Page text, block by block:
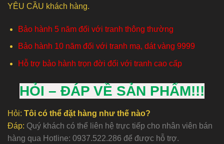
YÊU CẦU khách hàng.
Bảo hành 5 năm đối với tranh thông thường
Bảo hành 10 năm đối với tranh mạ, dát vàng 9999
Hỗ trợ bảo hành trọn đời đối với tranh cao cấp
HỎI – ĐÁP VỀ SẢN PHẨM!!!
Hỏi: Tôi có thể đặt hàng như thế nào?
Đáp: Quý khách có thể liên hệ trực tiếp cho nhân viên bán
hàng qua Hotline: 0937.522.286 để được hỗ trợ.